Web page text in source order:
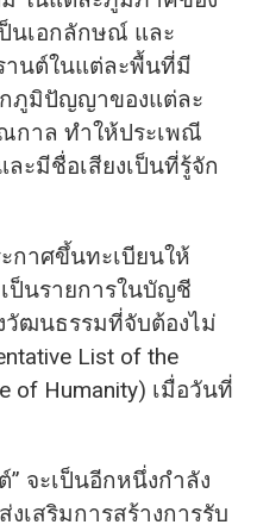
นเอกลักษณ์ และ
านต์ในแต่ละพื้นที่มี
ภูมิปัญญาของแต่ละ
กาล ทำให้ประเพณี
ะมีชื่อเสียงเป็นที่รู้จัก
กาศขึ้นทะเบียนให้
เป็นรายการในบัญชี
ฒนธรรมที่จับต้องไม่
List of the
of Humanity) เมื่อวันที่
จะเป็นอีกหนึ่งกำลัง
เสริมการสร้างการรับ